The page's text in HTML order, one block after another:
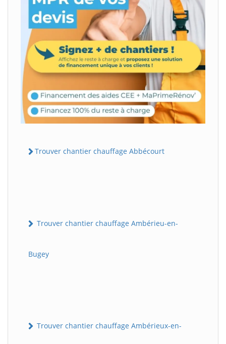
Trouver chantier chauffage Abbécourt
Trouver chantier chauffage Ambérieu-en-
Bugey
Trouver chantier chauffage Ambérieux-en-